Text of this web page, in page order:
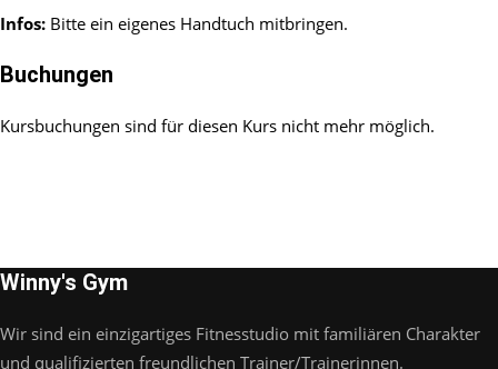
Infos: Bitte ein eigenes Handtuch mitbringen.
Buchungen
Kursbuchungen sind für diesen Kurs nicht mehr möglich.
Winny's Gym
Wir sind ein einzigartiges Fitnesstudio mit familiären Charakter
und qualifizierten freundlichen Trainer/Trainerinnen.